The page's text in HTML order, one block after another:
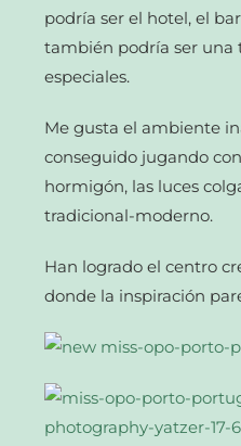
podría ser el hotel, el
también podría ser una
especiales.
Me gusta el ambiente
conseguido jugando
hormigón, las luces
tradicional-moderno.
Han logrado el centro
donde la inspiración